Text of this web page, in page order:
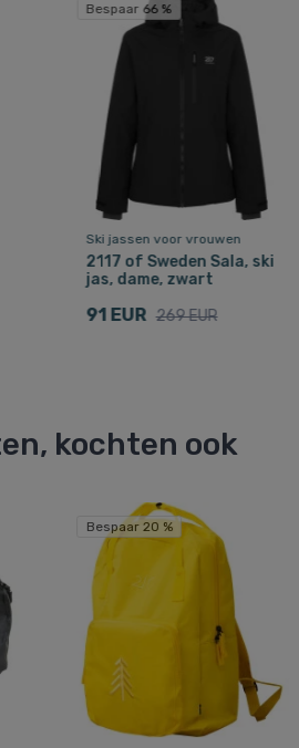
Bespaar 66 %
Ski jassen voor vrouwen
2117 of Sweden Sala, ski
jas, dame, zwart
91 EUR 269 EUR
kochten ook
Bespaar 20 %